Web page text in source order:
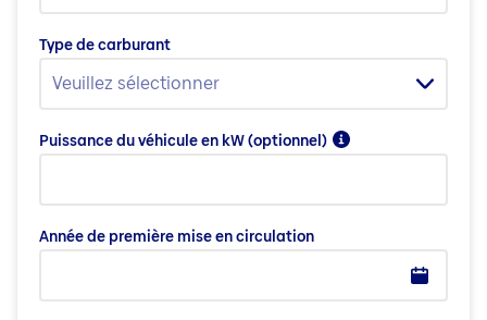
Type de carburant
Veuillez sélectionner
Puissance du véhicule en kW(optionnel)
Année de première mise en circulation